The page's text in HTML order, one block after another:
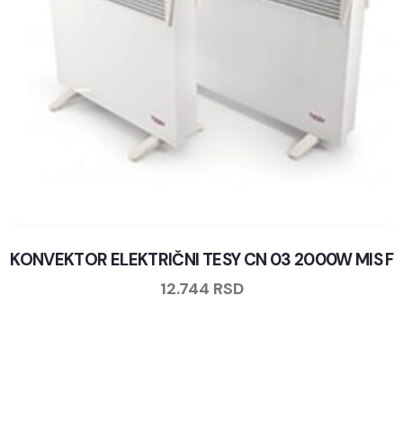
KONVEKTOR ELEKTRIČNI TESY CN 03 2000W MIS F
12.744 RSD